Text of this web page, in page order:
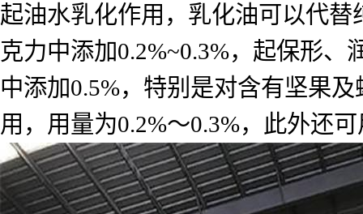
起油水乳化作用，乳化油可以代
克力中添加0.2%~0.3%，起保形
中添加0.5%，特别是对含有坚果
用，用量为0.2%～0.3%，此外还